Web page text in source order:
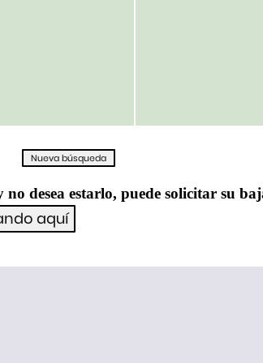
desea estarlo, puede solicitar su